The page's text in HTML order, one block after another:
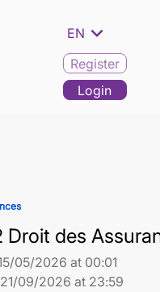
EN expand_more
Register
Login
Droit des
05/2026 at 00:01
21/09/2026 at 23:59